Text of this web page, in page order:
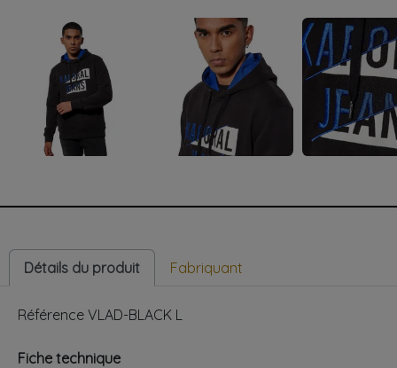
Détails du produit Fabriquant
Référence VLAD-BLACK L
Fiche technique